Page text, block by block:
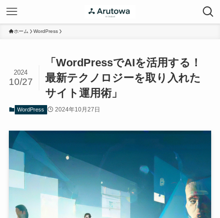
ホーム WordPress
「WordPressでAIを活用する！
最新テクノロジーを取り入れた
サイト運用術」
2024
10/27
WordPress 2024年10月27日